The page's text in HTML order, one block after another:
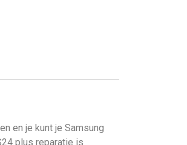
en je kunt je Samsung
plus reparatie is